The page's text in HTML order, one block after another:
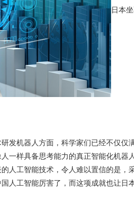
日本
发机器人方面，科学家们已经不仅仅
一样具备思考能力的真正智能化机器
人工智能技术，令人难以置信的是，
人工智能厉害了，而这项成就也让日